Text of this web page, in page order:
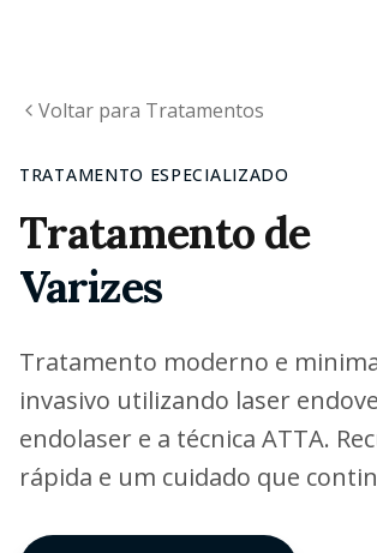
Voltar para Tratamentos
TRATAMENTO ESPECIALIZADO
Tratamento de
Varizes
Tratamento moderno e
invasivo utilizando laser
endolaser e a técnica ATTA.
rápida e um cuidado que